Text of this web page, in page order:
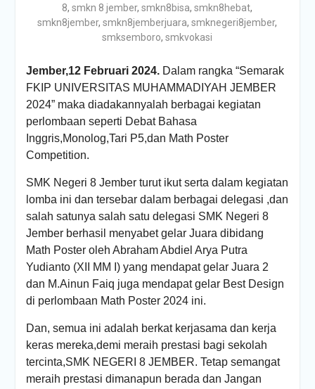
8,smkn 8 jember,smkn8bisa,smkn8hebat,
smkn8jember,smkn8jemberjuara,smknegeri8jember,
smksemboro,smkvokasi
Jember,12 Februari 2024. Dalam rangka “Semarak
FKIP UNIVERSITAS MUHAMMADIYAH JEMBER
2024” maka diadakannyalah berbagai kegiatan
perlombaan seperti Debat Bahasa
Inggris,Monolog,Tari P5,dan Math Poster
Competition.
SMK Negeri 8 Jember turut ikut serta dalam kegiatan
lomba ini dan tersebar dalam berbagai delegasi ,dan
salah satunya salah satu delegasi SMK Negeri 8
Jember berhasil menyabet gelar Juara dibidang
Math Poster oleh Abraham Abdiel Arya Putra
Yudianto (XII MM I) yang mendapat gelar Juara 2
dan M.Ainun Faiq juga mendapat gelar Best Design
di perlombaan Math Poster 2024 ini.
Dan, semua ini adalah berkat kerjasama dan kerja
keras mereka,demi meraih prestasi bagi sekolah
tercinta,SMK NEGERI 8 JEMBER. Tetap semangat
meraih prestasi dimanapun berada dan Jangan